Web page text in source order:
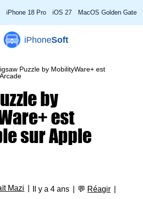
iPhone 18 Pro iOS 27 MacOS Golden Gate
iPhoneSoft
Puzzle by MobilityWare+ est
by
est
sur Apple
Mazi Il y a 4 ans 💬 Réagir